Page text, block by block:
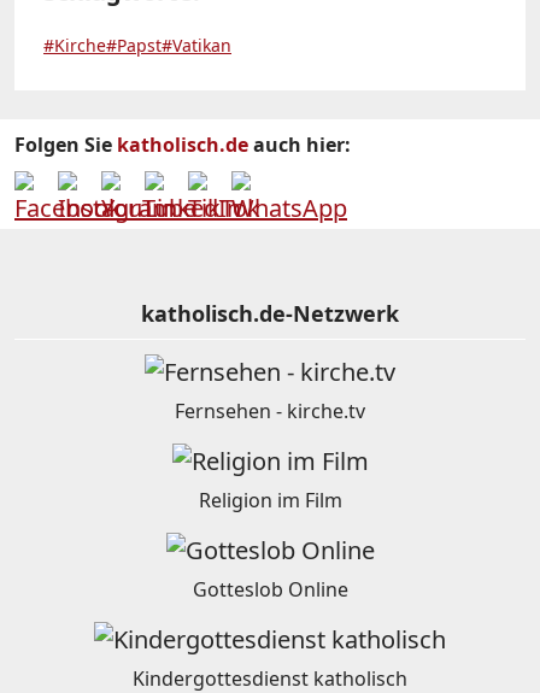
#Kirche#Papst#Vatikan
Folgen Sie katholisch.deauch hier:
katholisch.de-Netzwerk
Fernsehen - kirche.tv
Religion im Film
Gotteslob Online
Kindergottesdienst katholisch